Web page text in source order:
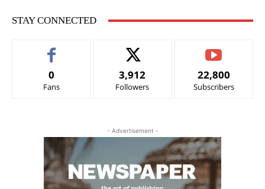
STAY CONNECTED
0
Fans
3,912
Followers
22,800
Subscribers
- Advertisement -